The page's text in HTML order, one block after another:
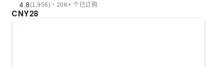
4.8(1,956)・20K+ 个已订购
CNY28